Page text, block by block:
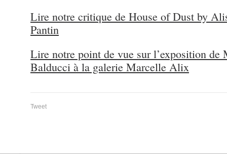
Lire notre critique de House of Dust by
Pantin
Lire notre point de vue sur l’exposition de
Balducci à la galerie Marcelle Alix
Tweet